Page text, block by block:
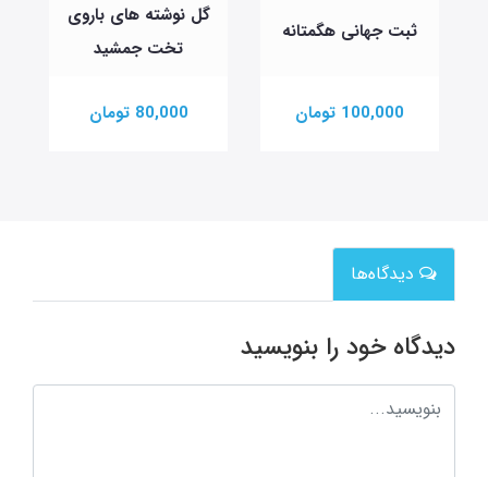
ثبت جهانی هگمتانه
100,000 تومان
گل نوشته های باروی
تخت جمشید
80,000 تومان
دیدگاه‌ها
دیدگاه خود را بنویسید